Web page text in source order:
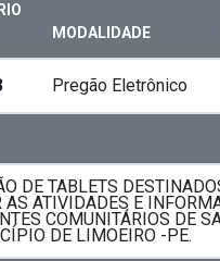
MODALIDADE
Pregão Eletrônico
DE TABLETS
AS ATIVIDADES E
COMUNITÁRIOS DE
DE LIMOEIRO -PE.